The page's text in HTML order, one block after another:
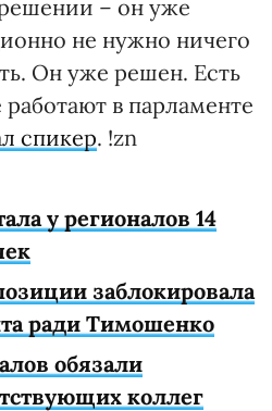
– он уже
не нужно ничего
Он уже решен. Есть
в парламенте
спикер. !zn
у регионалов 14
заблокировала
ради Тимошенко
обязали
коллег